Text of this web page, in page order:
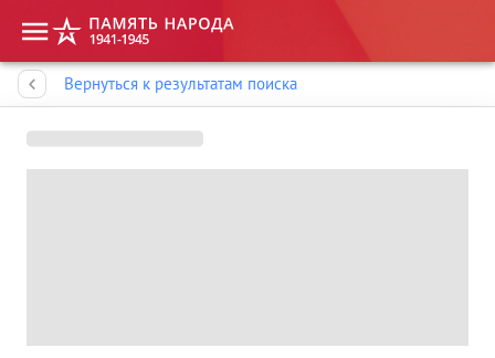
Вернуться к результатам поиска
Память народа